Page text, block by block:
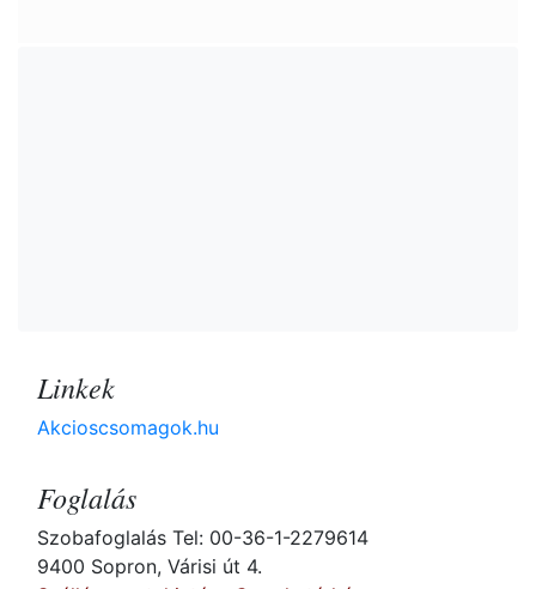
Linkek
Akcioscsomagok.hu
Foglalás
Szobafoglalás Tel: 00-36-1-2279614
9400 Sopron, Várisi út 4.